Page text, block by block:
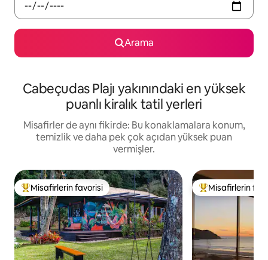
Arama
Cabeçudas Plajı yakınındaki en yüksek
puanlı kiralık tatil yerleri
Misafirler de aynı fikirde: Bu konaklamalara konum,
temizlik ve daha pek çok açıdan yüksek puan
vermişler.
Misafirlerin favorilerinden en beğenilenler arasında
Misafirlerin favorisi Misafirlerin
Misafirlerin